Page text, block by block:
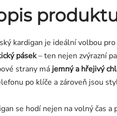
kardigan je ideální volbou
pásek– ten nejen zvýrazní
strany má jemný a hřejivý
po klíče a zároveň jsou
se hodí nejen na volný čas